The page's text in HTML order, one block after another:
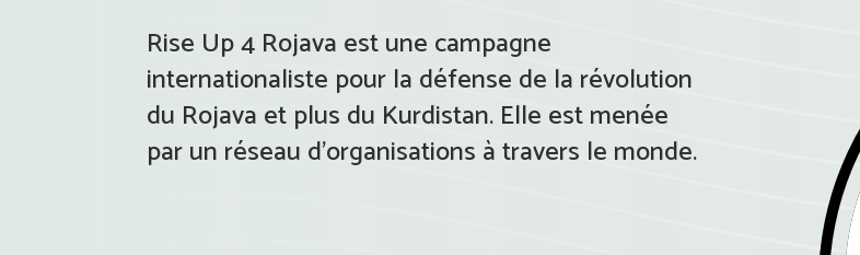
Rise Up 4 Rojava est une campagne
internationaliste pour la défense de la révolution
du Rojava et plus du Kurdistan. Elle est menée
par un réseau d’organisations à travers le monde.